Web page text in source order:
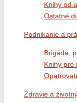
Knihy od
Ostatné
Podnikanie a
Brigáda,
Knihy pre
Zdravie a